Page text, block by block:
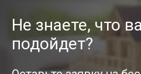
Не знаете, что
подойдет?